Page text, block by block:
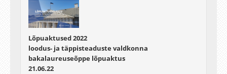
Lõpuaktused 2022
loodus- ja täppisteaduste valdkonna
bakalaureuseõppe lõpuaktus
21.06.22